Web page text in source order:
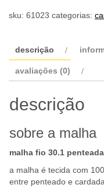
drifter
sku: 61023 categorias:
descrição
avaliações (0)
descrição
sobre a malha
malha fio 30.1 penteada
a malha é tecida com
entre penteado e